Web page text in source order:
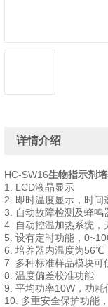
详情介绍
HC-SW16生物指示剂
1. LCD液晶显示
2. 即时温度显示，时间
3. 自动故障检测及蜂鸣
4. 自动控温加热系统，
5. 设有定时功能，
6. 培养器内温度为56℃
7. 多种标准样品模块可
8. 温度偏差校准功能
9. 平均功率10W，功耗
10. 多重安全保护功能